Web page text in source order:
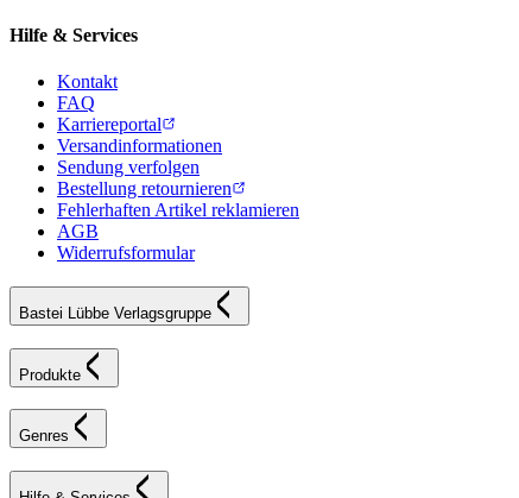
Hilfe & Services
Kontakt
FAQ
Karriereportal
Versandinformationen
Sendung verfolgen
Bestellung retournieren
Fehlerhaften Artikel reklamieren
AGB
Widerrufsformular
Bastei Lübbe Verlagsgruppe
Produkte
Genres